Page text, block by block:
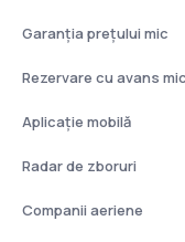
Garanția prețului mic
Rezervare cu avans mic
Aplicație mobilă
Radar de zboruri
Companii aeriene